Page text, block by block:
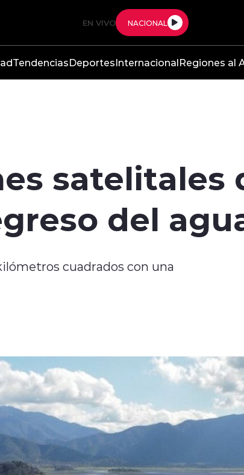
EN VIVO NACIONAL
TendenciasDeportesInternacionalRegiones al
satelitales
del
cuadrados con una